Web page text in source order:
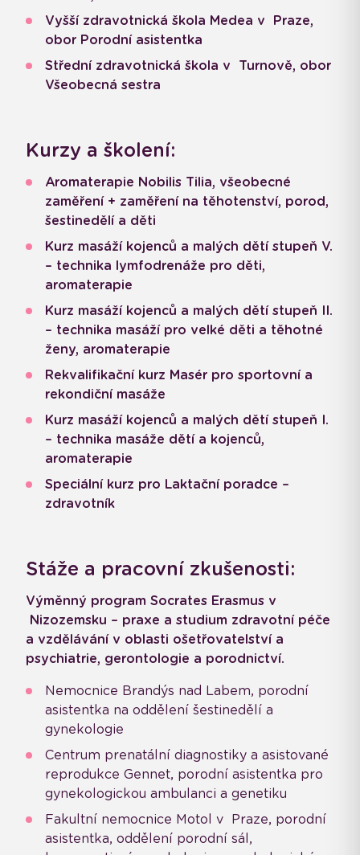
Vyšší zdravotnická škola Medea v Praze,
obor Porodní asistentka
Střední zdravotnická škola v Turnově, obor
Všeobecná sestra
Kurzy a školení:
Aromaterapie Nobilis Tilia, všeobecné
zaměření + zaměření na těhotenství, porod,
šestinedělí a děti
Kurz masáží kojenců a malých dětí stupeň V.
– technika lymfodrenáže pro děti,
aromaterapie
Kurz masáží kojenců a malých dětí stupeň II.
– technika masáží pro velké děti a těhotné
ženy, aromaterapie
Rekvalifikační kurz Masér pro sportovní a
rekondiční masáže
Kurz masáží kojenců a malých dětí stupeň I.
– technika masáže dětí a kojenců,
aromaterapie
Speciální kurz pro Laktační poradce –
zdravotník
Stáže a pracovní zkušenosti:
Výměnný program Socrates Erasmus v
Nizozemsku – praxe a studium zdravotní péče
a vzdělávání v oblasti ošetřovatelství a
psychiatrie, gerontologie a porodnictví.
Nemocnice Brandýs nad Labem, porodní
asistentka na oddělení šestinedělí a
gynekologie
Centrum prenatální diagnostiky a asistované
reprodukce Gennet, porodní asistentka pro
gynekologickou ambulanci a genetiku
Fakultní nemocnice Motol v Praze, porodní
asistentka, oddělení porodní sál,